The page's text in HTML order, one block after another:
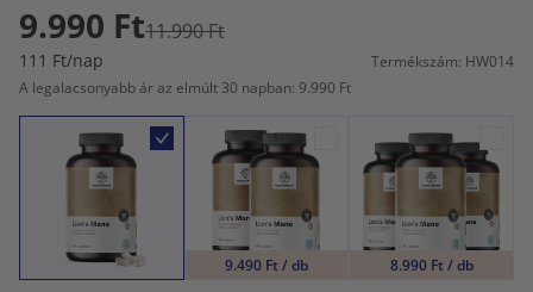
9.990 Ft11.990 Ft
111 Ft/nap
Termékszám: HW014
A legalacsonyabb ár az elmúlt 30 napban: 9.990 Ft
9.490 Ft / db
8.990 Ft / db